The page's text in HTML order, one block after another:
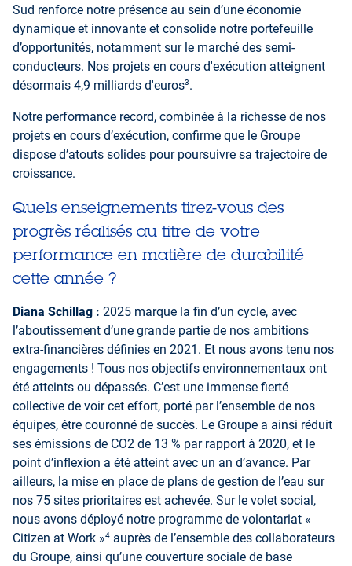
Sud renforce notre présence au sein d’une économie
dynamique et innovante et consolide notre portefeuille
d’opportunités, notamment sur le marché des semi-
conducteurs. Nos projets en cours d'exécution atteignent
désormais 4,9 milliards d'euros3.
Notre performance record, combinée à la richesse de nos
projets en cours d’exécution, confirme que le Groupe
dispose d’atouts solides pour poursuivre sa trajectoire de
croissance.
Quels enseignements tirez-vous des
progrès réalisés au titre de votre
performance en matière de durabilité
cette année ?
Diana Schillag : 2025 marque la fin d’un cycle, avec
l’aboutissement d’une grande partie de nos ambitions
extra-financières définies en 2021. Et nous avons tenu nos
engagements ! Tous nos objectifs environnementaux ont
été atteints ou dépassés. C’est une immense fierté
collective de voir cet effort, porté par l’ensemble de nos
équipes, être couronné de succès. Le Groupe a ainsi réduit
ses émissions de CO2 de 13 % par rapport à 2020, et le
point d’inflexion a été atteint avec un an d’avance. Par
ailleurs, la mise en place de plans de gestion de l’eau sur
nos 75 sites prioritaires est achevée. Sur le volet social,
nous avons déployé notre programme de volontariat «
Citizen at Work »4 auprès de l’ensemble des collaborateurs
du Groupe, ainsi qu’une couverture sociale de base